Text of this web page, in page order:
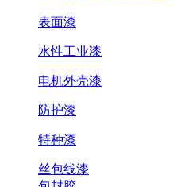
表面漆
水性工业漆
电机外壳漆
防护漆
特种漆
丝包线漆